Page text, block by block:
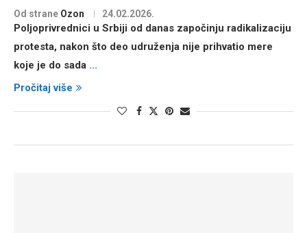
Od strane Ozon 24.02.2026.
Poljoprivrednici u Srbiji od danas započinju radikalizaciju
protesta, nakon što deo udruženja nije prihvatio mere
koje je do sada ...
Pročitaj više